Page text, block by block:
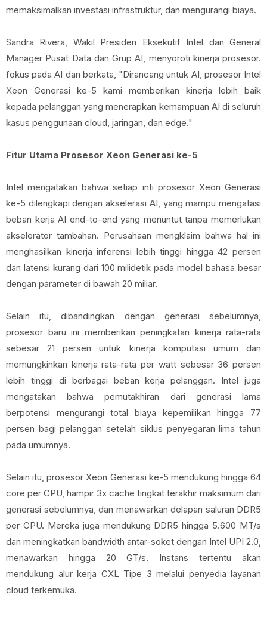
memaksimalkan investasi infrastruktur, dan mengurangi biaya.
Sandra Rivera, Wakil Presiden Eksekutif Intel dan General
Manager Pusat Data dan Grup AI, menyoroti kinerja prosesor.
fokus pada AI dan berkata, "Dirancang untuk AI, prosesor Intel
Xeon Generasi ke-5 kami memberikan kinerja lebih baik
kepada pelanggan yang menerapkan kemampuan AI di seluruh
kasus penggunaan cloud, jaringan, dan edge."
Fitur Utama Prosesor Xeon Generasi ke-5
Intel mengatakan bahwa setiap inti prosesor Xeon Generasi
ke-5 dilengkapi dengan akselerasi AI, yang mampu mengatasi
beban kerja AI end-to-end yang menuntut tanpa memerlukan
akselerator tambahan. Perusahaan mengklaim bahwa hal ini
menghasilkan kinerja inferensi lebih tinggi hingga 42 persen
dan latensi kurang dari 100 milidetik pada model bahasa besar
dengan parameter di bawah 20 miliar.
Selain itu, dibandingkan dengan generasi sebelumnya,
prosesor baru ini memberikan peningkatan kinerja rata-rata
sebesar 21 persen untuk kinerja komputasi umum dan
memungkinkan kinerja rata-rata per watt sebesar 36 persen
lebih tinggi di berbagai beban kerja pelanggan. Intel juga
mengatakan bahwa pemutakhiran dari generasi lama
berpotensi mengurangi total biaya kepemilikan hingga 77
persen bagi pelanggan setelah siklus penyegaran lima tahun
pada umumnya.
Selain itu, prosesor Xeon Generasi ke-5 mendukung hingga 64
core per CPU, hampir 3x cache tingkat terakhir maksimum dari
generasi sebelumnya, dan menawarkan delapan saluran DDR5
per CPU. Mereka juga mendukung DDR5 hingga 5.600 MT/s
dan meningkatkan bandwidth antar-soket dengan Intel UPI 2.0,
menawarkan hingga 20 GT/s. Instans tertentu akan
mendukung alur kerja CXL Tipe 3 melalui penyedia layanan
cloud terkemuka.